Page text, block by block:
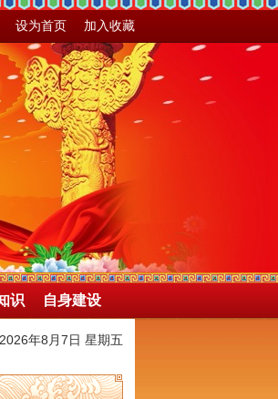
设为首页 加入收藏
识 自身建设
2026年8月7日 星期五